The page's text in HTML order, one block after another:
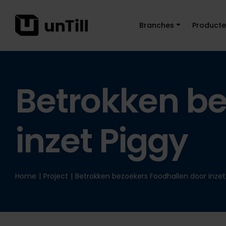
Branches
Betrokken
inzet Piggy
Home | Project | Betrokken bezoekers Foodhallen door